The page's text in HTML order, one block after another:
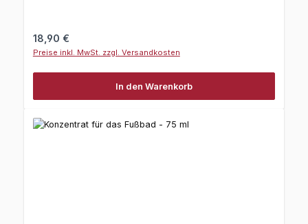
Regulärer Preis:
18,90 €
Preise inkl. MwSt. zzgl. Versandkosten
In den Warenkorb